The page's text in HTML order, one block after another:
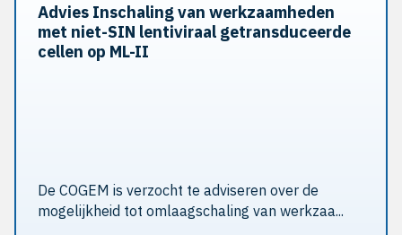
Advies Inschaling van werkzaamheden
met niet-SIN lentiviraal getransduceerde
cellen op ML-II
De COGEM is verzocht te adviseren over de
mogelijkheid tot omlaagschaling van werkzaa...